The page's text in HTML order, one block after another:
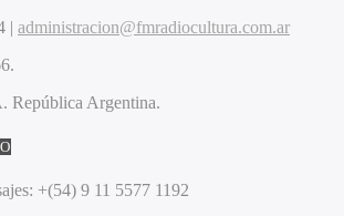
| administracion@fmradiocultura.com.ar
República Argentina.
+(54) 9 11 5577 1192